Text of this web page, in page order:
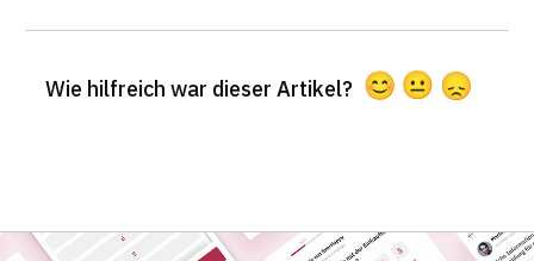
Wie hilfreich war dieser Artikel?